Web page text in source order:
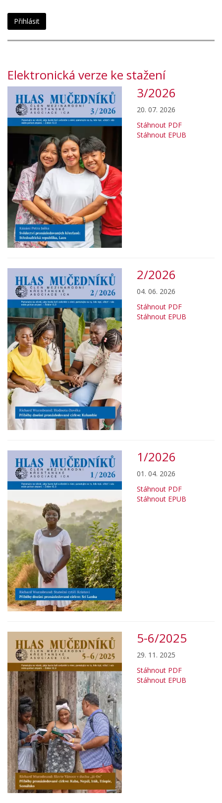
Přihlásit
Elektronická verze ke stažení
3/2026
20. 07. 2026
Stáhnout PDF
Stáhnout EPUB
2/2026
04. 06. 2026
Stáhnout PDF
Stáhnout EPUB
1/2026
01. 04. 2026
Stáhnout PDF
Stáhnout EPUB
5-6/2025
29. 11. 2025
Stáhnout PDF
Stáhnout EPUB